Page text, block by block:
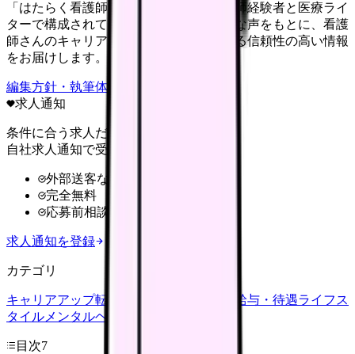
「はたらく看護師さん」編集部は、看護師経験者と医療ライ
ターで構成されています。現場のリアルな声をもとに、看護
師さんのキャリア・転職・働き方に関する信頼性の高い情報
をお届けします。
編集方針・執筆体制・監修体制を見る
求人通知
条件に合う求人だけ
自社求人通知で受け取る
外部送客なし
完全無料
応募前相談OK
求人通知を登録
カテゴリ
キャリアアップ転職ガイド 給与・待遇ライフス
タイル メンタルヘルス
目次7